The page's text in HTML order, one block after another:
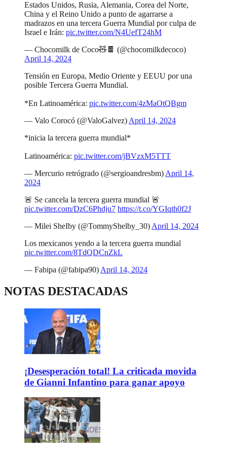
Estados Unidos, Rusia, Alemania, Corea del Norte,
China y el Reino Unido a punto de agarrarse a
madrazos en una tercera Guerra Mundial por culpa de
Israel e Irán: pic.twitter.com/N4UefT24hM
— Chocomilk de Coco🧸🍫 (@chocomilkdecoco)
April 14, 2024
Tensión en Europa, Medio Oriente y EEUU por una
posible Tercera Guerra Mundial.
*En Latinoamérica: pic.twitter.com/4zMaOtQBgm
— Valo Corocó (@ValoGalvez) April 14, 2024
*inicia la tercera guerra mundial*
Latinoamérica: pic.twitter.com/jBVzxM5TTT
— Mercurio retrógrado (@sergioandresbm) April 14,
2024
🚨 Se cancela la tercera guerra mundial 🚨
pic.twitter.com/DzC6Phdju7 https://t.co/YGIqth0f2J
— Milei SheIby (@TommyShelby_30) April 14, 2024
Los mexicanos yendo a la tercera guerra mundial
pic.twitter.com/8TdQDCnZkL
— Fabipa (@fabipa90) April 14, 2024
NOTAS DESTACADAS
¡Desesperación total! La criticada movida
de Gianni Infantino para ganar apoyo